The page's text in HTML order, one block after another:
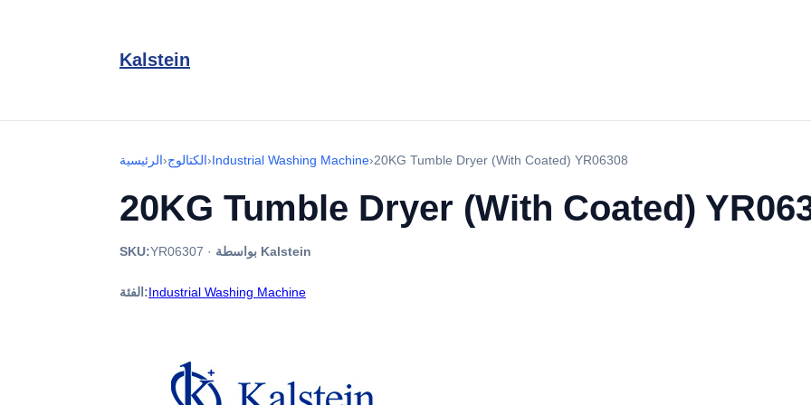
Kalstein
الرئيسية›الكتالوج›Industrial Washing Machine›20KG Tumble Dryer (With Coated) YR06308
20KG Tumble Dryer (With Coated)
SKU:YR06307 · بواسطة Kalstein
الفئة:Industrial Washing Machine